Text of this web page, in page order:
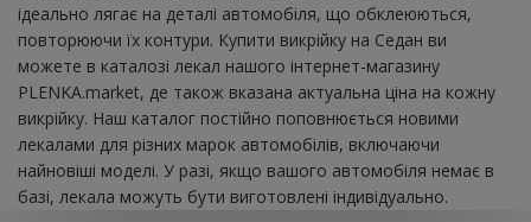
ідеально лягає на деталі автомобіля, що обклеюються,
повторюючи їх контури. Купити викрійку на Седан ви
можете в каталозі лекал нашого інтернет-магазину
PLENKA.market, де також вказана актуальна ціна на кожну
викрійку. Наш каталог постійно поповнюється новими
лекалами для різних марок автомобілів, включаючи
найновіші моделі. У разі, якщо вашого автомобіля немає в
базі, лекала можуть бути виготовлені індивідуально.